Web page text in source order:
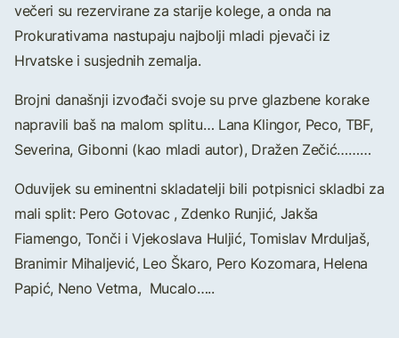
večeri su rezervirane za starije kolege, a onda na
Prokurativama nastupaju najbolji mladi pjevači iz
Hrvatske i susjednih zemalja.
Brojni današnji izvođači svoje su prve glazbene korake
napravili baš na malom splitu… Lana Klingor, Peco, TBF,
Severina, Gibonni (kao mladi autor), Dražen Zečić………
Oduvijek su eminentni skladatelji bili potpisnici skladbi za
mali split: Pero Gotovac , Zdenko Runjić, Jakša
Fiamengo, Tonči i Vjekoslava Huljić, Tomislav Mrduljaš,
Branimir Mihaljević, Leo Škaro, Pero Kozomara, Helena
Papić, Neno Vetma, Mucalo…..